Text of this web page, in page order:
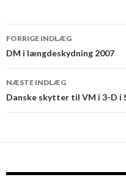
FORRIGE INDLÆG
DM i længdeskydning 2007
NÆSTE INDLÆG
Danske skytter til VM i 3-D i